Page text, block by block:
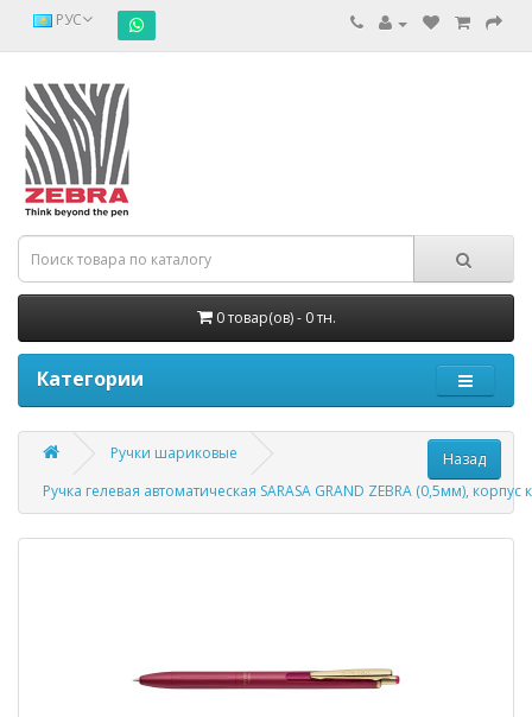
РУС
0 товар(ов) - 0 тн.
Категории
Ручки шариковые
Ручка гелевая автоматическая SARASA GRAND ZEBRA (0,5мм),